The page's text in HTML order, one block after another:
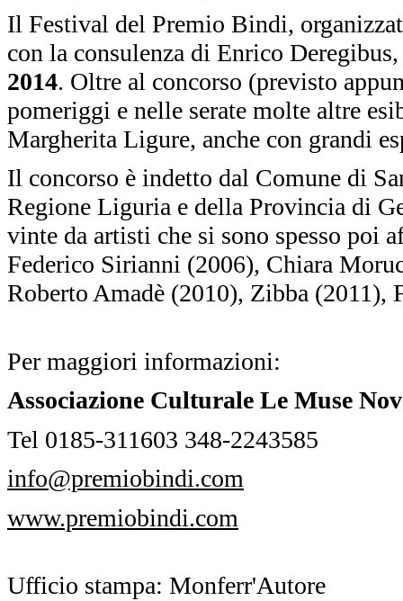
Il Festival del Premio Bindi,
con la consulenza di Enrico
2014. Oltre al concorso (previsto
pomeriggi e nelle serate molte altre
Margherita Ligure, anche con grandi
Il concorso è indetto dal Comune di
Regione Liguria e della Provincia di
vinte da artisti che si sono spesso poi
Federico Sirianni (2006), Chiara
Roberto Amadè (2010), Zibba (2011),
Per maggiori informazioni:
Associazione Culturale Le Muse
Tel 0185-311603 348-2243585
info@premiobindi.com
www.premiobindi.com
Ufficio stampa: Monferr'Autore